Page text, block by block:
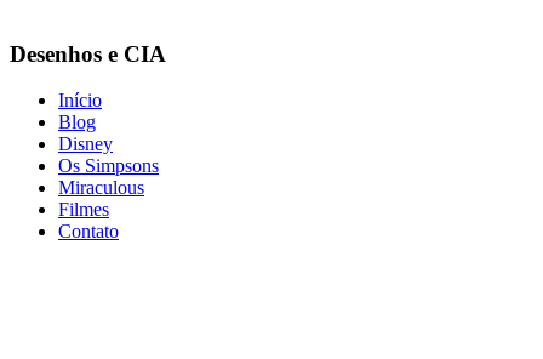
Desenhos e CIA
Início
Blog
Disney
Os Simpsons
Miraculous
Filmes
Contato